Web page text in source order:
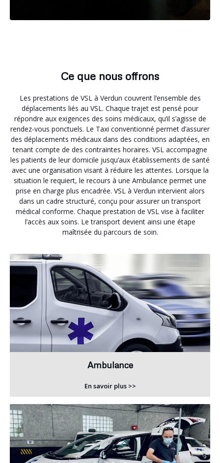
Ce que nous offrons
Les prestations de VSL à Verdun couvrent l’ensemble des
déplacements liés au VSL. Chaque trajet est pensé pour
répondre aux exigences des soins médicaux, qu’il s’agisse de
rendez-vous ponctuels. Le Taxi conventionné permet d’assurer
des déplacements médicaux dans des conditions adaptées, en
tenant compte de des contraintes horaires. VSL accompagne
les patients de leur domicile jusqu’aux établissements de santé
avec une organisation visant à réduire les attentes. Lorsque la
situation le requiert, le recours à une Ambulance permet une
prise en charge plus encadrée. VSL à Verdun intervient alors
dans un cadre structuré, conçu pour assurer un transport
médical conforme. Chaque prestation de VSL vise à faciliter
l’accès aux soins. Le transport devient ainsi une étape
maîtrisée du parcours de soin.
Ambulance
En savoir plus >>